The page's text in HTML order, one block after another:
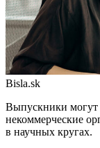
Bisla.sk
Выпускники могут
некоммерческие
в научных кругах.